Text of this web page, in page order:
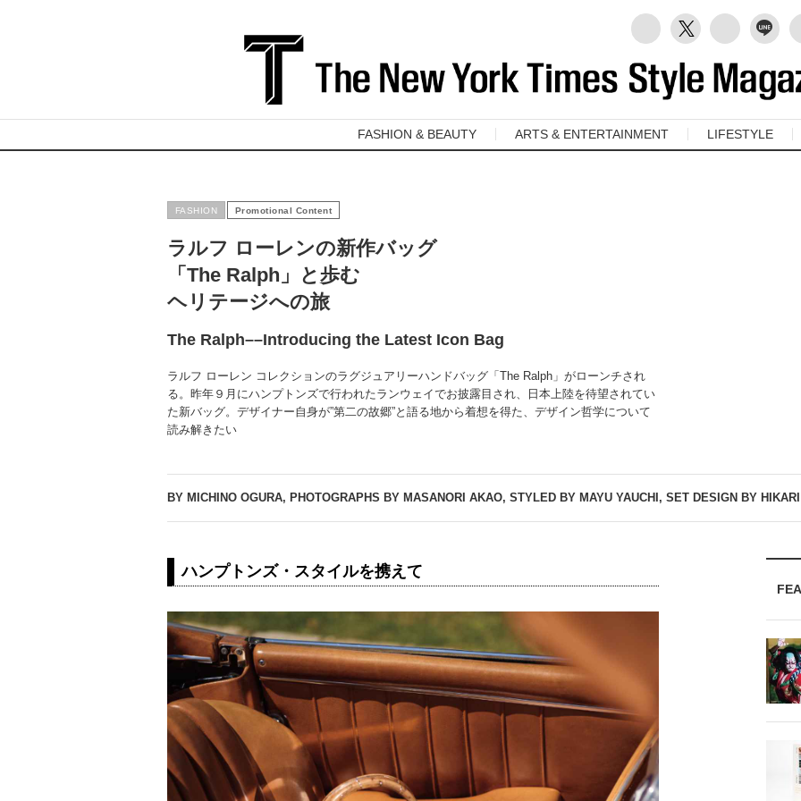
FASHION & BEAUTY ARTS & ENTERTAINMENT LIFESTYLE
FASHION
ラルフ ローレンの新作バッグ
「The Ralph」と歩む
ヘリテージへの旅
The Ralph––Introducing the Latest Icon Bag
ラルフ ローレン コレクションのラグジュアリーハンドバッグ「The Ralph」がローンチされ
る。昨年９月にハンプトンズで行われたランウェイでお披露目され、日本上陸を待望されてい
た新バッグ。デザイナー自身が”第二の故郷”と語る地から着想を得た、デザイン哲学について
読み解きたい
BY MICHINO OGURA, PHOTOGRAPHS BY MASANORI AKAO, STYLED BY MAYU YAUCHI, SET DESIGN BY
ハンプトンズ・スタイルを携えて